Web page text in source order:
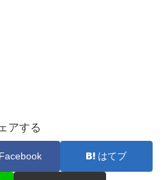
アする
Facebook はてブ